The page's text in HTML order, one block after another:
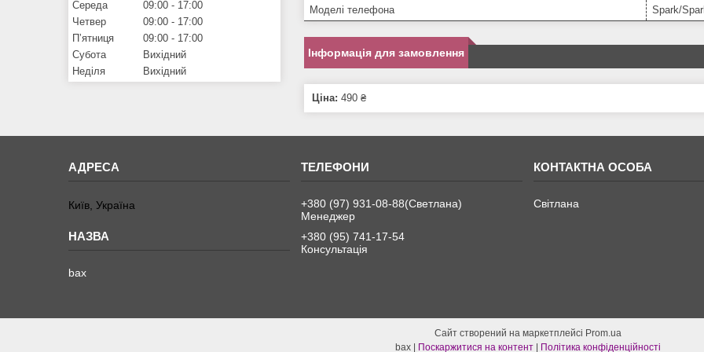
Моделі телефона Spark/
Інформація для замовлення
Ціна: 490 ₴
Середа 09:00
17:00
Четвер
09:00
17:00
Пʼятниця
09:00
17:00
Субота
Вихідний
Неділя
Вихідний
Київ, Україна
bax
+380 (97) 931-08-88 Светлана
Менеджер
+380 (95) 741-17-54
Консультація
Світлана
Сайт створений на маркетплейсі Prom.ua
Поскаржитися на контент Політика конфіденційності